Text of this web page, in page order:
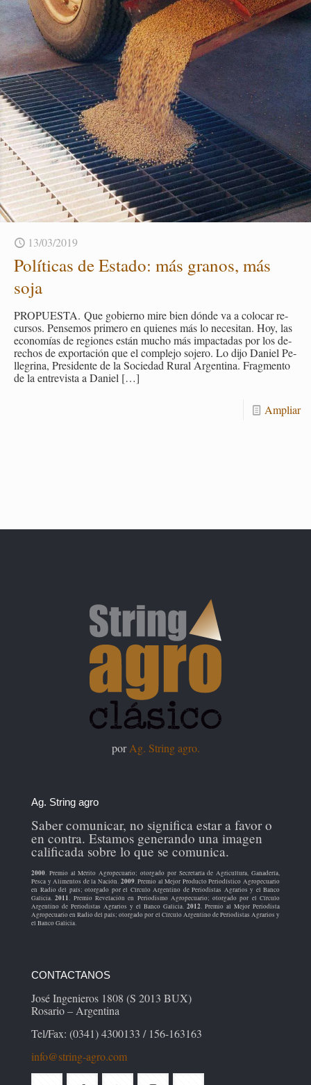
13/03/2019
Po­lí­ti­cas de Es­ta­do: más gra­nos, más
soja
PRO­PUES­TA. Que go­bierno mire bien dónde va a co­lo­car re­
cur­sos. Pen­se­mos pri­me­ro en quie­nes más lo ne­ce­si­tan. Hoy, las
eco­no­mías de re­gio­nes están mucho más im­pac­ta­das por los de­
re­chos de ex­por­ta­ción que el com­ple­jo so­je­ro. Lo dijo Da­niel Pe­
lle­gri­na, Pre­si­den­te de la So­cie­dad Rural Ar­gen­ti­na. Frag­men­to
de la en­tre­vis­ta a Da­niel […]
Am­pliar
porAg. String agro.
Ag. String agro
Saber comunicar, no significa estar a favor o
en contra. Estamos generando una imagen
calificada sobre lo que se comunica.
2000. Premio al Mérito Agropecuario; otorgado por Secretaría de Agricultura, Ganadería,
Pesca y Alimentos de la Nación. 2009. Premio al Mejor Producto Periodístico Agropecuario
en Radio del país; otorgado por el Círculo Argentino de Periodistas Agrarios y el Banco
Galicia.2011. Premio Revelación en Periodismo Agropecuario; otorgado por el Círculo
Argentino de Periodistas Agrarios y el Banco Galicia. 2012. Premio al Mejor Periodista
Agropecuario en Radio del país; otorgado por el Círculo Argentino de Periodistas Agrarios y
el Banco Galicia.
CONTACTANOS
José Ingenieros 1808 (S 2013 BUX)
Rosario – Argentina
Tel/Fax: (0341) 4300133 / 156-163163
info@string-agro.com